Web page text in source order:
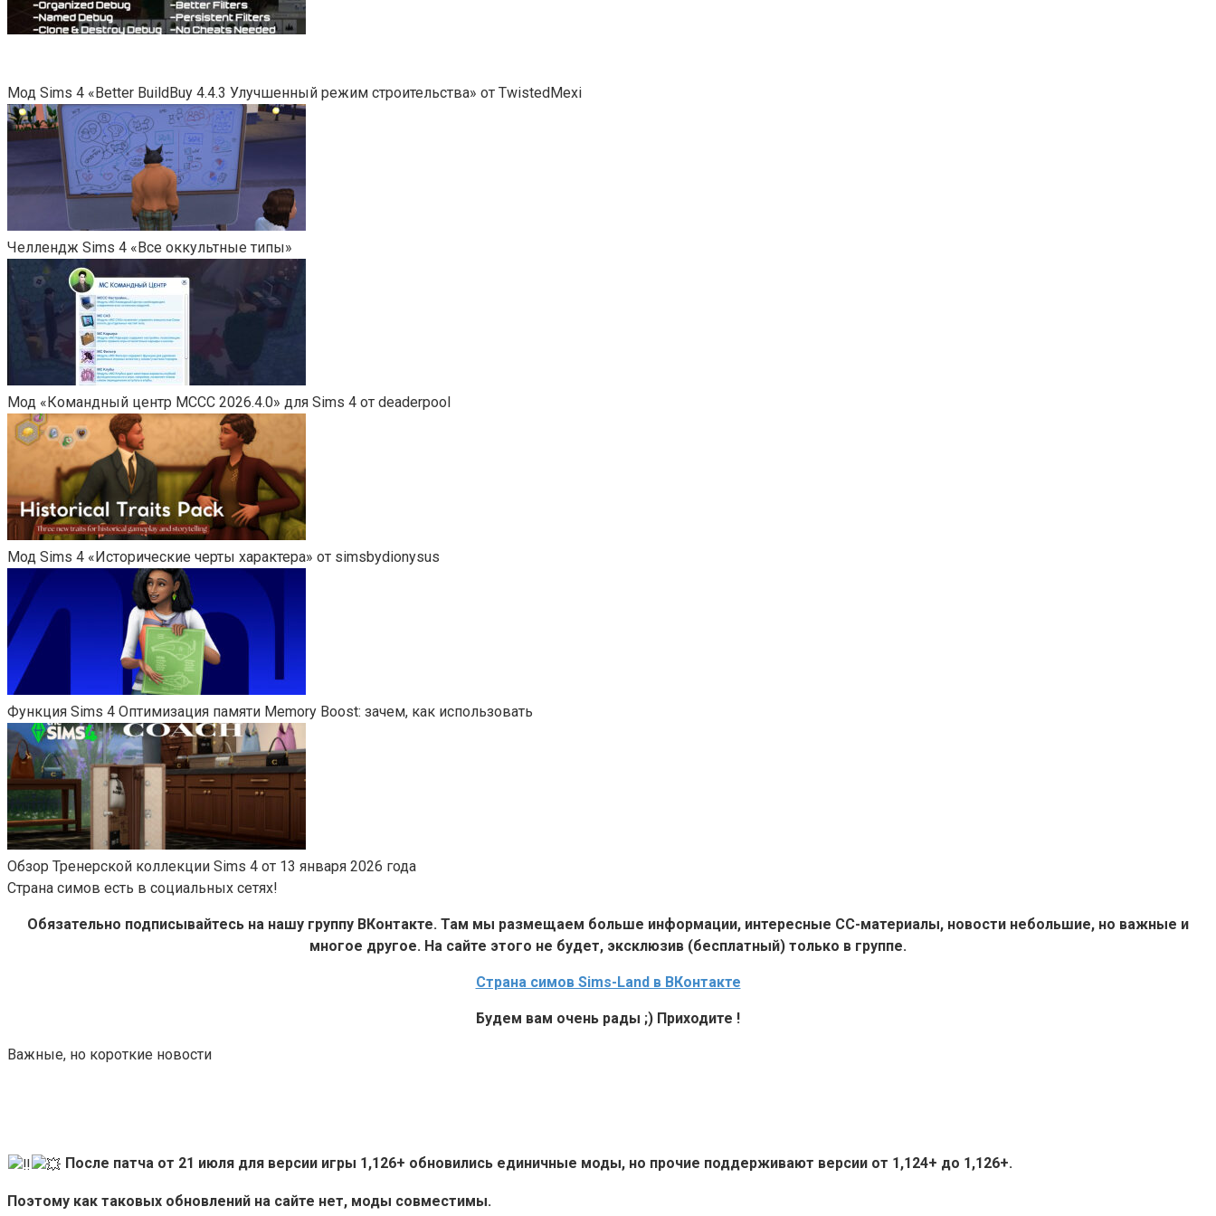
Мод Sims 4 «Better BuildBuy 4.4.3 Улучшенный режим строительства» от TwistedMexi
Челлендж Sims 4 «Все оккультные типы»
Мод «Командный центр MCCC 2026.4.0» для Sims 4 от deaderpool
Мод Sims 4 «Исторические черты характера» от simsbydionysus
Функция Sims 4 Оптимизация памяти Memory Boost: зачем, как использовать
Обзор Тренерской коллекции Sims 4 от 13 января 2026 года
Страна симов есть в социальных сетях!
Обязательно подписывайтесь на нашу группу ВКонтакте. Там мы размещаем больше информации, интересные СС-материалы, новости небольшие, но важные и
многое другое. На сайте этого не будет, эксклюзив (бесплатный) только в группе.
Страна симов Sims-Land в ВКонтакте
Будем вам очень рады ;) Приходите !
Важные, но короткие новости
После патча от 21 июля для версии игры 1,126+ обновились единичные моды, но прочие поддерживают версии от 1,124+ до 1,126+.
Поэтому как таковых обновлений на сайте нет, моды совместимы.